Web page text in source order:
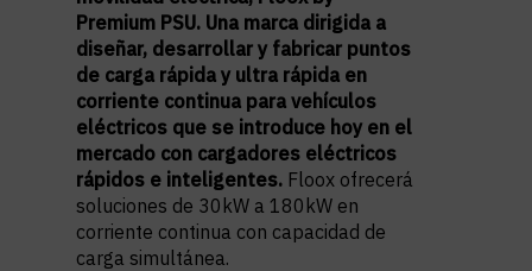
Premium PSU. Una marca dirigida a
diseñar, desarrollar y fabricar puntos
de carga rápida y ultra rápida en
corriente continua para vehículos
eléctricos que se introduce hoy en el
mercado con cargadores eléctricos
rápidos e inteligentes. Floox ofrecerá
soluciones de 30kW a 180kW en
corriente continua con capacidad de
carga simultánea.